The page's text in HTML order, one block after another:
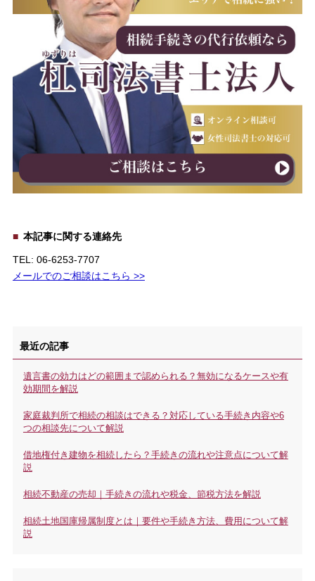
本記事に関する連絡先
TEL: 06-6253-7707
メールでのご相談はこちら >>
最近の記事
遺言書の効力はどの範囲まで認められる？無効になるケースや有
効期間を解説
家庭裁判所で相続の相談はできる？対応している手続き内容や6
つの相談先について解説
借地権付き建物を相続したら？手続きの流れや注意点について解
説
相続不動産の売却｜手続きの流れや税金、節税方法を解説
相続土地国庫帰属制度とは｜要件や手続き方法、費用について解
説